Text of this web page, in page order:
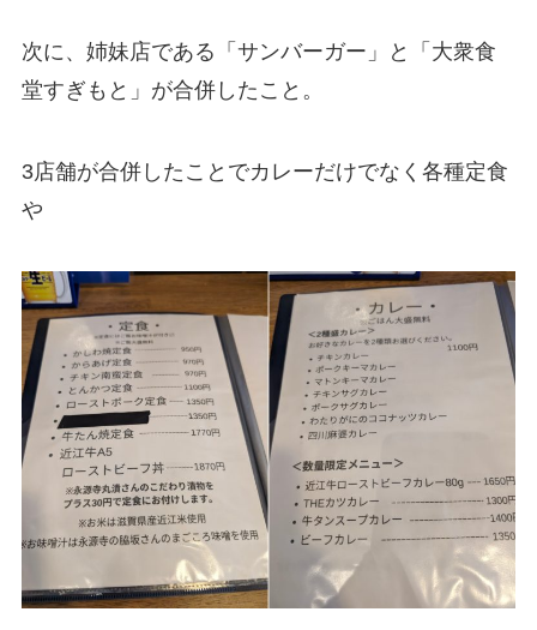
次に、姉妹店である「サンバーガー」と「大衆食
堂すぎもと」が合併したこと。
3店舗が合併したことでカレーだけでなく各種定食
や